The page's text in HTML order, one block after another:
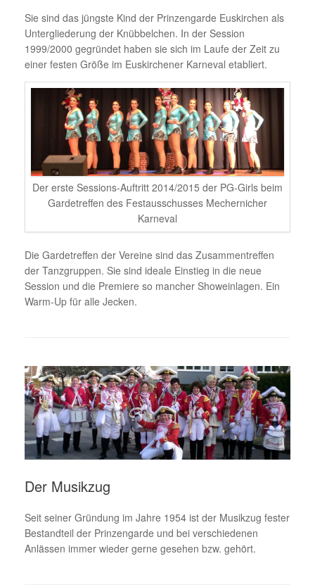
Sie sind das jüngste Kind der Prinzengarde Euskirchen als
Untergliederung der Knübbelchen. In der Session
1999/2000 gegründet haben sie sich im Laufe der Zeit zu
einer festen Größe im Euskirchener Karneval etabliert.
Der erste Sessions-Auftritt 2014/2015 der PG-Girls beim
Gardetreffen des Festausschusses Mechernicher
Karneval
Die Gardetreffen der Vereine sind das Zusammentreffen
der Tanzgruppen. Sie sind ideale Einstieg in die neue
Session und die Premiere so mancher Showeinlagen. Ein
Warm-Up für alle Jecken.
Der Musikzug
Seit seiner Gründung im Jahre 1954 ist der Musikzug fester
Bestandteil der Prinzengarde und bei verschiedenen
Anlässen immer wieder gerne gesehen bzw. gehört.